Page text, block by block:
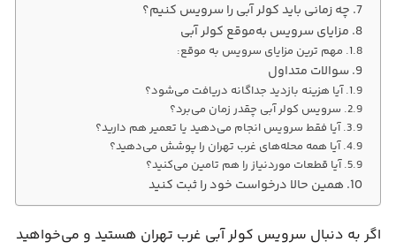
چه زمانی باید کولر آبی را سرویس کنیم؟
مزایای سرویس به‌موقع کولر آبی
مهم‌ ترین مزایای سرویس به‌ موقع:
سوالات متداول
آیا هزینه بازدید جداگانه دریافت می‌شود؟
سرویس کولر آبی چقدر زمان می‌برد؟
آیا فقط سرویس انجام می‌دهید یا تعمیر هم دارید؟
آیا همه محله‌های غرب تهران را پوشش می‌دهید؟
آیا قطعات موردنیاز را هم تامین می‌کنید؟
همین حالا درخواست خود را ثبت کنید
اگر به دنبال سرویس کولر آبی غرب تهران هستید و می‌خواهید